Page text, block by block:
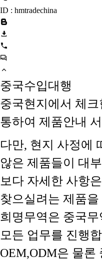
ID : hmtradechina
중국수입대행
중국현지에서 체
통하여 제품안내
다만, 현지 사정에
않은 제품들이 대
보다 자세한 사항
찾으실려는 제품
희명무역은 중국무
모든 업무를 진행
OEM,ODM은 물론